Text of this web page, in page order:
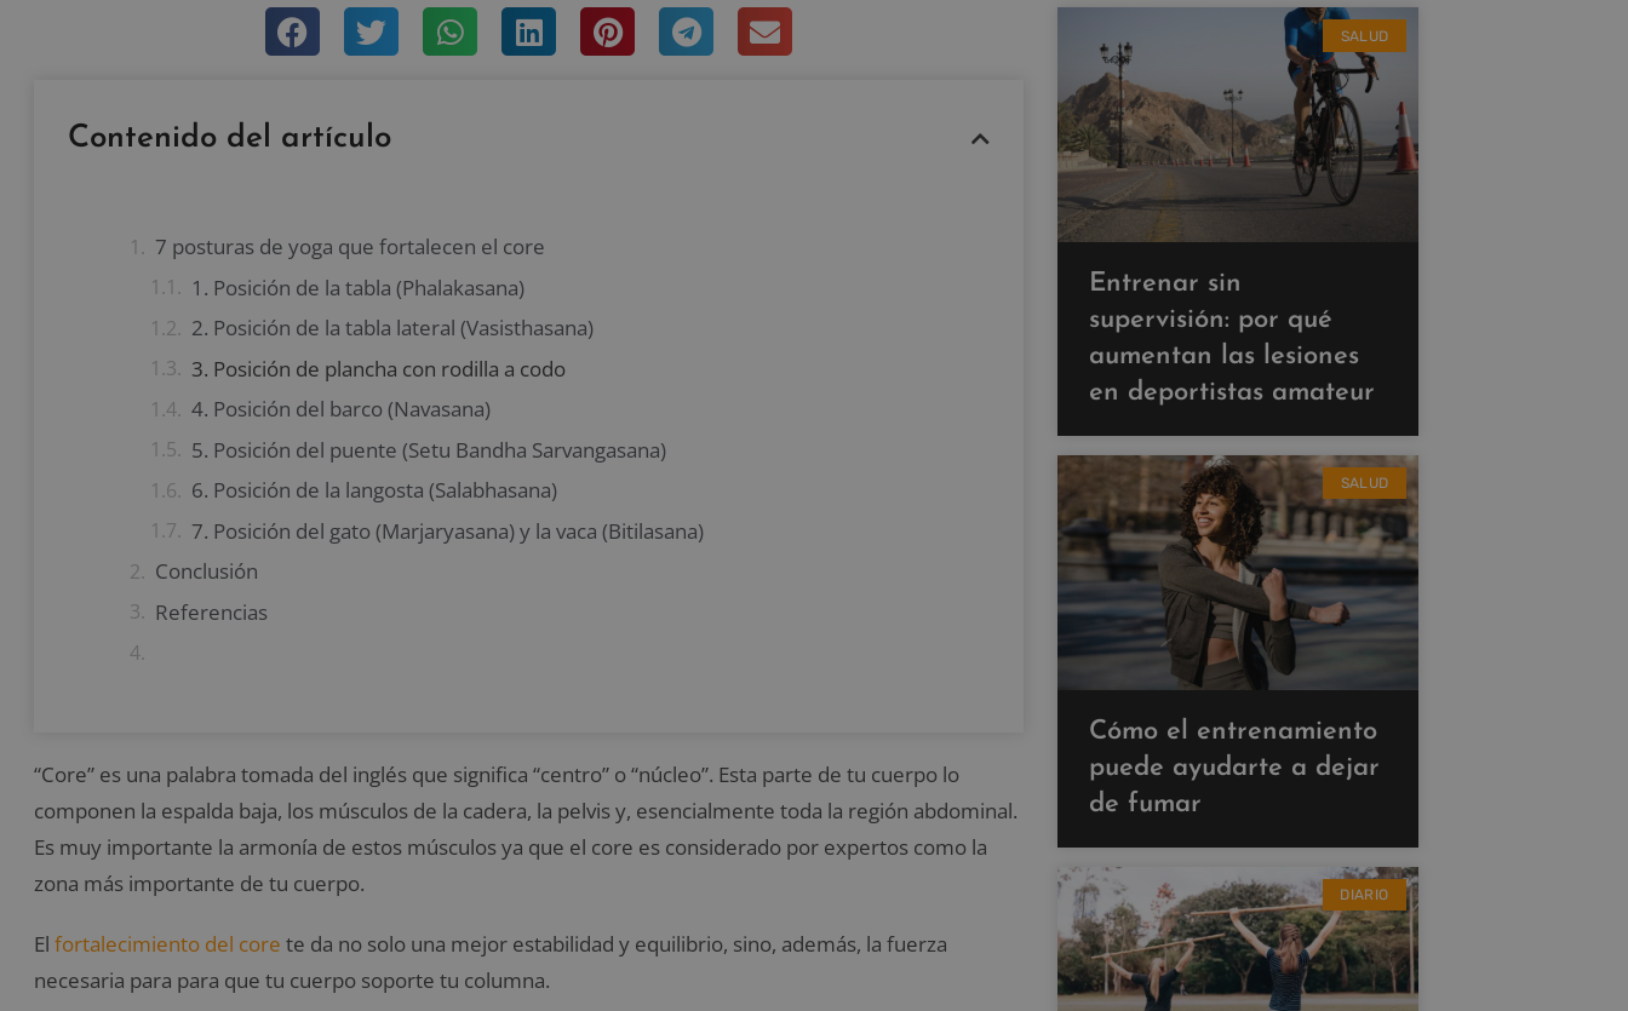
Contenido del artículo
7 posturas de yoga que fortalecen el core
1. Posición de la tabla (Phalakasana)
2. Posición de la tabla lateral (Vasisthasana)
3. Posición de plancha con rodilla a codo
4. Posición del barco (Navasana)
5. Posición del puente (Setu Bandha Sarvangasana)
6. Posición de la langosta (Salabhasana)
7. Posición del gato (Marjaryasana) y la vaca (Bitilasana)
Conclusión
Referencias
“Core” es una palabra tomada del inglés que significa “centro” o “núcleo”. Esta parte de tu cuerpo lo
componen la espalda baja, los músculos de la cadera, la pelvis y, esencialmente toda la región abdominal.
Es muy importante la armonía de estos músculos ya que el core es considerado por expertos como la
zona más importante de tu cuerpo.
El fortalecimiento del core te da no solo una mejor estabilidad y equilibrio, sino, además, la fuerza
necesaria para para que tu cuerpo soporte tu columna.
SALUD
Entrenar sin
supervisión: por qué
aumentan las lesiones
en deportistas amateur
SALUD
Cómo el entrenamiento
puede ayudarte a dejar
de fumar
DIARIO